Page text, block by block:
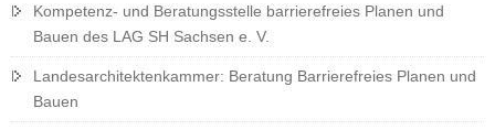
Kompetenz- und Beratungsstelle barrierefreies Planen und
Bauen des LAG SH Sachsen e. V.
Landesarchitektenkammer: Beratung Barrierefreies Planen und
Bauen